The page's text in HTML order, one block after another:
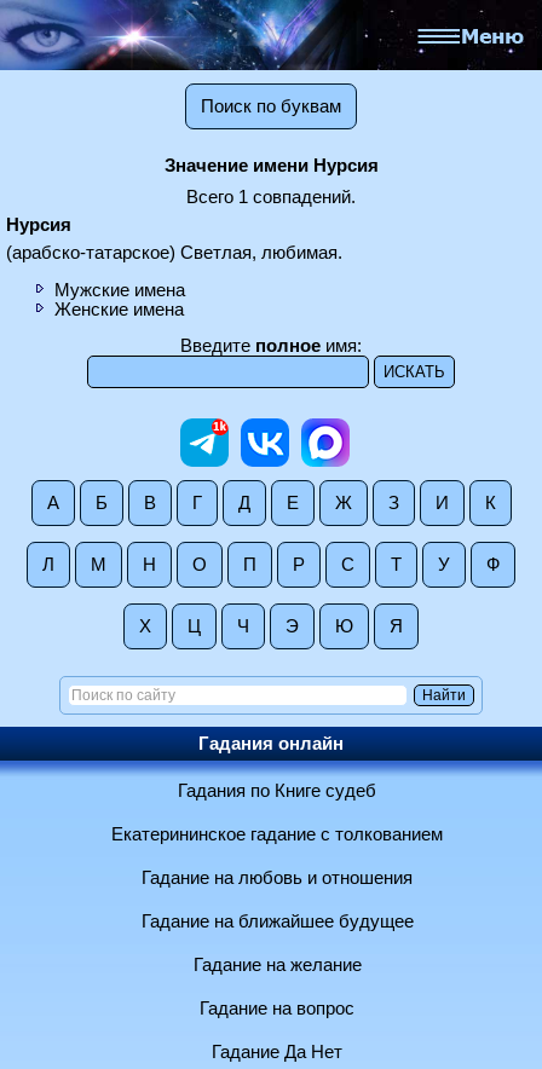
Поиск по буквам
Значение имени Нурсия
Всего 1 совпадений.
Нурсия
(арабско-татарское) Светлая, любимая.
Мужские имена
Женские имена
Введите полное имя:
А Б В Г Д Е Ж З И К
Л М Н О П Р С Т У Ф
Х Ц Ч Э Ю Я
Гадания онлайн
Гадания по Книге судеб
Екатерининское гадание с толкованием
Гадание на любовь и отношения
Гадание на ближайшее будущее
Гадание на желание
Гадание на вопрос
Гадание Да Нет